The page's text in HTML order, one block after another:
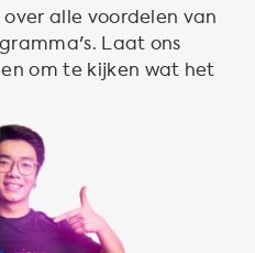
alle voordelen van
Laat ons
om te kijken wat het